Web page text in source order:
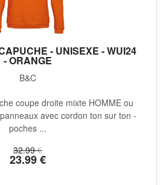
- UNISEXE - WUI24
- ORANGE
B&C
32.99 €
23.99€
coupe droite mixte HOMME ou
avec cordon ton sur ton -
poches ...